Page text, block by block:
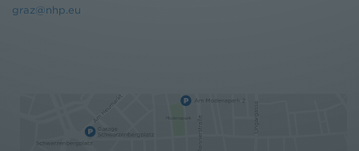
graz@nhp.eu